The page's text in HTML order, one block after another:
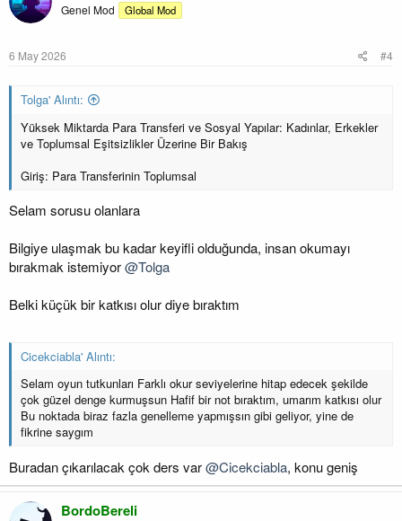
Genel Mod Global Mod
6 May 2026 #4
Tolga' Alıntı:
Yüksek Miktarda Para Transferi ve Sosyal Yapılar: Kadınlar, Erkekler
ve Toplumsal Eşitsizlikler Üzerine Bir Bakış
Giriş: Para Transferinin Toplumsal
Selam sorusu olanlara
Bilgiye ulaşmak bu kadar keyifli olduğunda, insan okumayı
bırakmak istemiyor@Tolga
Belki küçük bir katkısı olur diye bıraktım
Cicekciabla' Alıntı:
Selam oyun tutkunları Farklı okur seviyelerine hitap edecek şekilde
çok güzel denge kurmuşsun Hafif bir not bıraktım, umarım katkısı olur
Bu noktada biraz fazla genelleme yapmışsın gibi geliyor, yine de
fikrine saygım
Buradan çıkarılacak çok ders var@Cicekciabla, konu geniş
BordoBereli